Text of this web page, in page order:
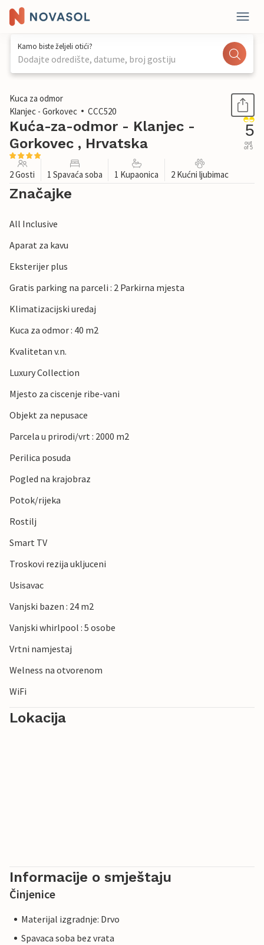
Kamo biste željeli otići?
Dodajte odredište, datume, broj gostiju
1 / 25
Kuca za odmor
Klanjec - Gorkovec
CCC520
Kuća-za-odmor - Klanjec -
Gorkovec , Hrvatska
5
out
of 5
2 Gosti 1 Spavaća soba 1 Kupaonica 2 Kućni ljubimac
Značajke
All Inclusive
Aparat za kavu
Eksterijer plus
Gratis parking na parceli : 2 Parkirna mjesta
Klimatizacijski uredaj
Kuca za odmor : 40 m2
Kvalitetan v.n.
Luxury Collection
Mjesto za ciscenje ribe-vani
Objekt za nepusace
Parcela u prirodi/vrt : 2000 m2
Perilica posuda
Pogled na krajobraz
Potok/rijeka
Rostilj
Smart TV
Troskovi rezija ukljuceni
Usisavac
Vanjski bazen : 24 m2
Vanjski whirlpool : 5 osobe
Vrtni namjestaj
Welness na otvorenom
WiFi
Lokacija
Informacije o smještaju
Činjenice
Materijal izgradnje: Drvo
Spavaca soba bez vrata